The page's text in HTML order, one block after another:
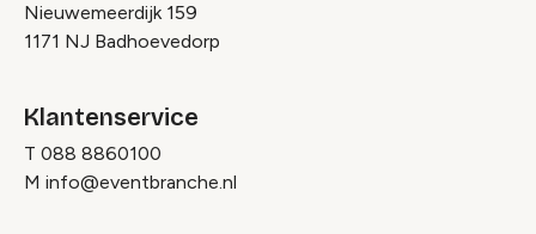
Nieuwemeerdijk 159
1171 NJ Badhoevedorp
Klantenservice
T 088 8860100
M info@eventbranche.nl